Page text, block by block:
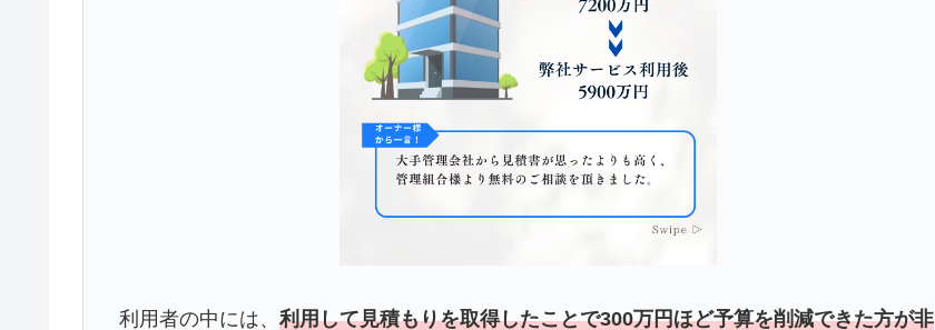
利用者の中には、利用して見積もりを取得したことで300万円ほど予算を削減できた方が非